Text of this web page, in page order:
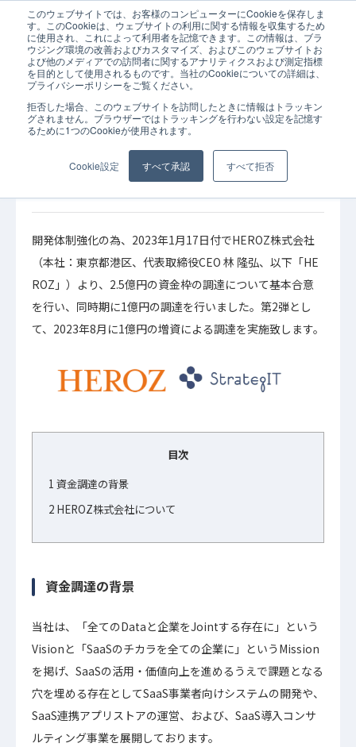
このウェブサイトでは、お客様のコンピューターにCookieを保存しま
す。このCookieは、ウェブサイトの利用に関する情報を収集するため
に使用され、これによって利用者を記憶できます。この情報は、ブラ
ウジング環境の改善およびカスタマイズ、およびこのウェブサイトお
よび他のメディアでの訪問者に関するアナリティクスおよび測定指標
を目的として使用されるものです。当社のCookieについての詳細は、
プライバシーポリシーをご覧ください。
拒否した場合、このウェブサイトを訪問したときに情報はトラッキン
グされません。ブラウザーではトラッキングを行わない設定を記憶す
るために1つのCookieが使用されます。
Cookie設定 すべて承認 すべて拒否
ホーム お知らせ ストラテジット、HEROZより新製品JOINT iPaaS
2023年08月28日 お知らせ
ストラテジット、HEROZより新製品JOINT
iPaaS for SaaS正式版リリースに向け1億円の資
金調達のお知らせ
開発体制強化の為、2023年1月17日付でHEROZ株式会社
（本社：東京都港区、代表取締役CEO 林 隆弘、以下「HE
ROZ」）より、2.5億円の資金枠の調達について基本合意
を行い、同時期に1億円の調達を行いました。第2弾とし
て、2023年8月に1億円の増資による調達を実施致します。
目次
1 資金調達の背景
2 HEROZ株式会社について
資金調達の背景
当社は、「全てのDataと企業をJointする存在に」という
Visionと「SaaSのチカラを全ての企業に」というMission
を掲げ、SaaSの活用・価値向上を進めるうえで課題となる
穴を埋める存在としてSaaS事業者向けシステムの開発や、
SaaS連携アプリストアの運営、および、SaaS導入コンサ
ルティング事業を展開しております。